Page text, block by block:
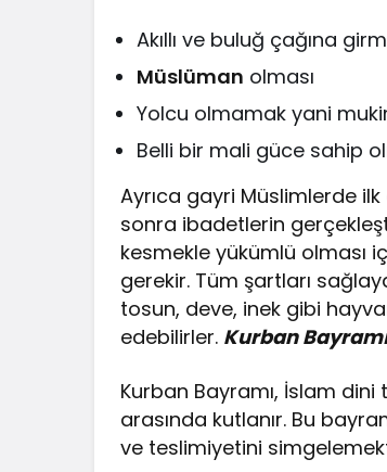
Akıllı ve buluğ çağına
Müslüman olması
Yolcu olmamak yani
Belli bir mali güce sahip
Ayrıca gayri Müslimlerde
sonra ibadetlerin
kesmekle yükümlü olması
gerekir. Tüm şartları
tosun, deve, inek gibi
edebilirler. Kurban
Kurban Bayramı, İslam
arasında kutlanır. Bu
ve teslimiyetini